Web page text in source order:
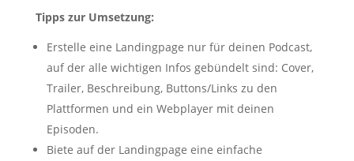
Tipps zur Umsetzung:
Erstelle eine Landingpage nur für deinen Podcast,
auf der alle wichtigen Infos gebündelt sind: Cover,
Trailer, Beschreibung, Buttons/Links zu den
Plattformen und ein Webplayer mit deinen
Episoden.
Biete auf der Landingpage eine einfache